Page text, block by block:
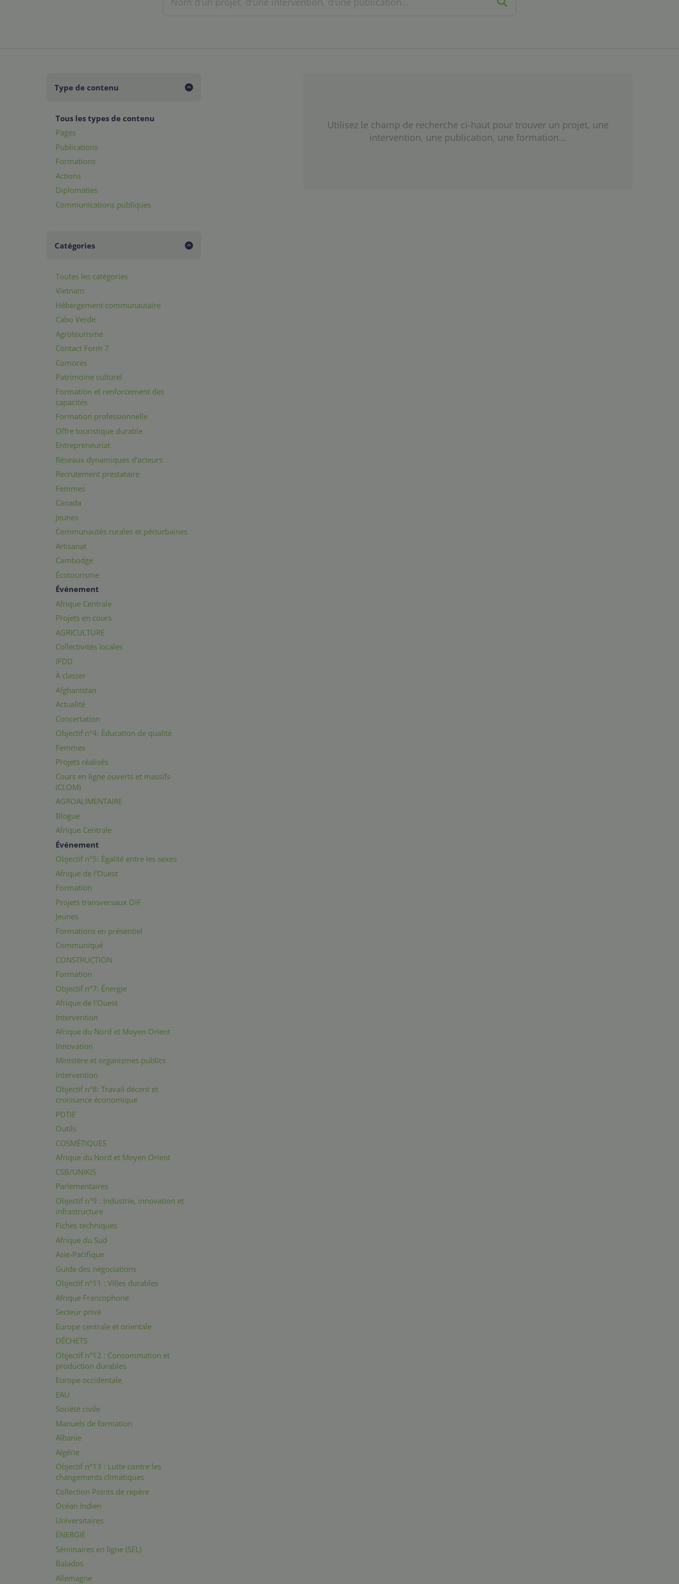
Type de contenu
Tous les types de contenu
Pages
Publications
Formations
Actions
Diplomaties
Communications publiques
Catégories
Toutes les catégories
Vietnam
Hébergement communautaire
Cabo Verde
Agrotourisme
Contact Form 7
Comores
Patrimoine culturel
Formation et renforcement des
capacités
Formation professionnelle
Offre touristique durable
Entrepreneuriat
Réseaux dynamiques d'acteurs
Recrutement prestataire
Femmes
Canada
Jeunes
Communautés rurales et périurbaines
Artisanat
Cambodge
Écotourisme
Événement
Afrique Centrale
Projets en cours
AGRICULTURE
Collectivités locales
IFDD
À classer
Afghanistan
Actualité
Concertation
Objectif n°4: Éducation de qualité
Femmes
Projets réalisés
Cours en ligne ouverts et massifs
(CLOM)
AGROALIMENTAIRE
Blogue
Afrique Centrale
Événement
Objectif n°5: Égalité entre les sexes
Afrique de l’Ouest
Formation
Projets transversaux OIF
Jeunes
Formations en présentiel
Communiqué
CONSTRUCTION
Formation
Objectif n°7: Énergie
Afrique de l'Ouest
Intervention
Afrique du Nord et Moyen Orient
Innovation
Ministère et organismes publics
Intervention
Objectif n°8: Travail décent et
croissance économique
PDTIE
Outils
COSMÉTIQUES
Afrique du Nord et Moyen Orient
CSB/UNIKIS
Parlementaires
Objectif n°9 : Industrie, innovation et
infrastructure
Fiches techniques
Afrique du Sud
Asie-Pacifique
Guide des négociations
Objectif n°11 : Villes durables
Afrique Francophone
Secteur privé
Europe centrale et orientale
DÉCHETS
Objectif n°12 : Consommation et
production durables
Europe occidentale
EAU
Société civile
Manuels de formation
Albanie
Algérie
Objectif n°13 : Lutte contre les
changements climatiques
Collection Points de repère
Océan Indien
Universitaires
ÉNERGIE
Séminaires en ligne (SEL)
Balados
Allemagne
Utilisez le champ de recherche ci-haut pour trouver un projet, une
intervention, une publication, une formation...